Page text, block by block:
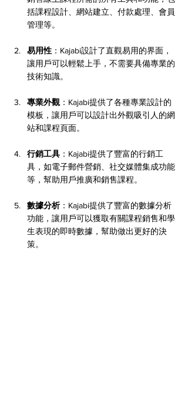
括課程設計、網站建立、付款處理、會員
管理等。
易用性 ：Kajabi設計了直觀易用的界面，
讓用戶可以輕鬆上手，不需要具備專業的
技術知識。
專業外觀：Kajabi提供了各種專業設計的
模板，讓用戶可以設計出外觀吸引人的網
站和課程頁面。
行銷工具 ：Kajabi提供了豐富的行銷工
具，如電子郵件營銷、社交媒體集成功能
等，幫助用戶推廣和銷售課程。
數據分析：Kajabi提供了豐富的數據分析
功能，讓用戶可以獲取有關課程銷售和學
生表現的即時數據，幫助做出更好的決
策。